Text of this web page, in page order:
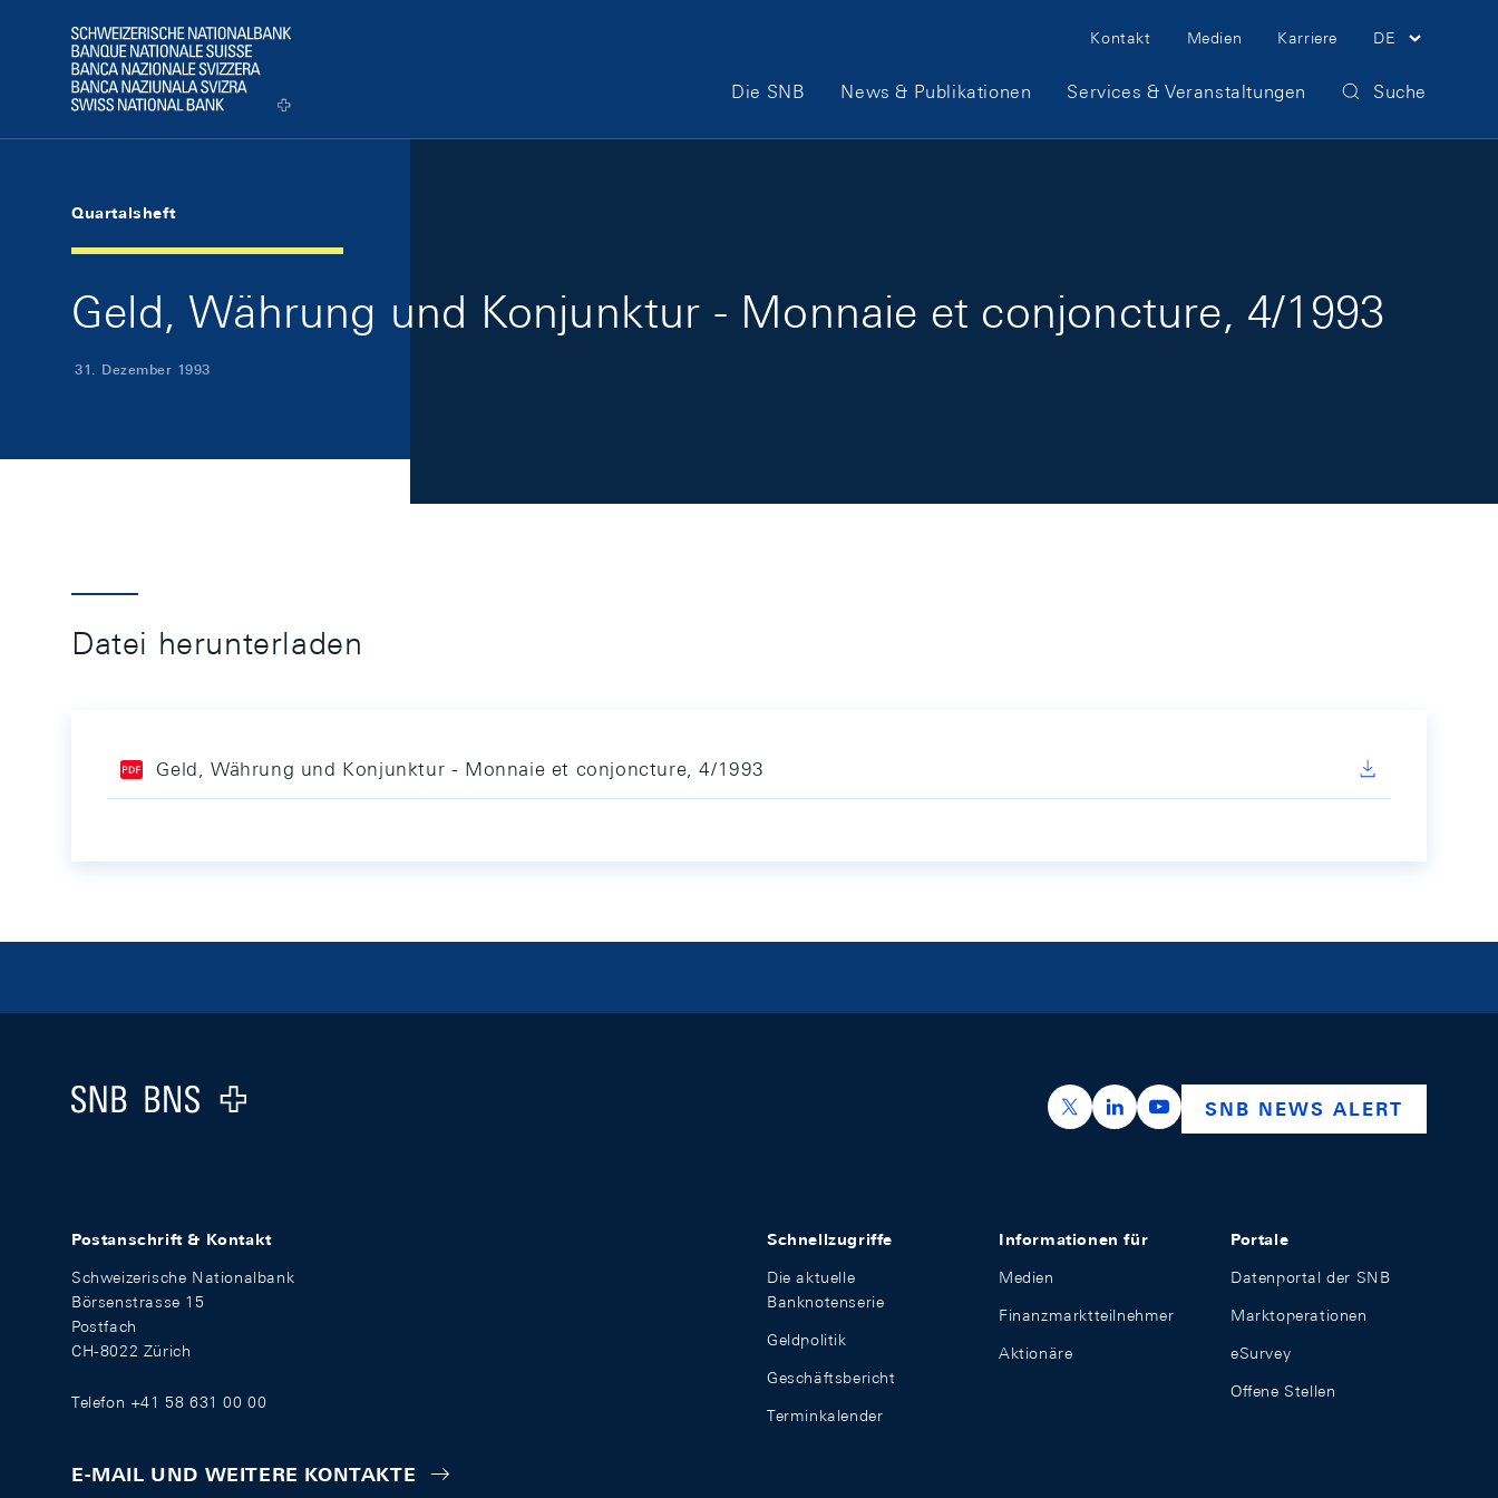
Logo
Meta Navigation
Kontakt Medien Karriere DE
Hauptnavigation
Die SNB News & Publikationen Services & Veranstaltungen Suche
Quartalsheft
Geld, Währung und Konjunktur - Monnaie et conjoncture, 4/1993
31. Dezember 1993
Datei herunterladen
Geld, Währung und Konjunktur - Monnaie et conjoncture, 4/1993
Logo
https://x.com/snb_bns
https://ch.linkedin.com/company/swiss-
https://www.youtube.com/
SNB NEWS ALERT
Postanschrift & Kontakt
Schweizerische Nationalbank
Börsenstrasse 15
Postfach
CH-8022 Zürich
Telefon +41 58 631 00 00
E-MAIL UND WEITERE KONTAKTE
Schnellzugriffe
Die aktuelle
Banknotenserie
Geldpolitik
Geschäftsbericht
Terminkalender
Informationen für
Medien
Finanzmarktteilnehmer
Aktionäre
Portale
Datenportal der SNB
Marktoperationen
eSurvey
Offene Stellen